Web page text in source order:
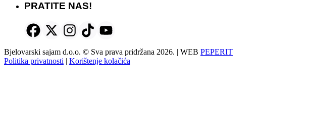
PRATITE NAS!
Bjelovarski sajam d.o.o. © Sva prava pridržana 2026. | WEB PEPERIT
Politika privatnosti | Korištenje kolačića